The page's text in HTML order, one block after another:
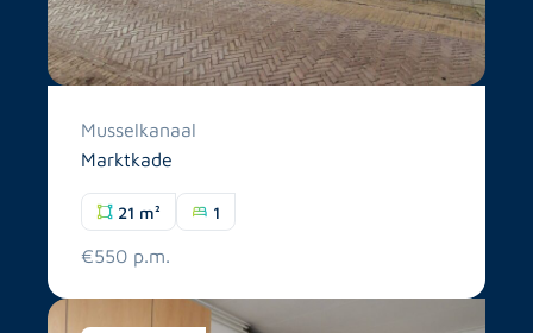
Musselkanaal
Marktkade
21 m² 1
€550 p.m.